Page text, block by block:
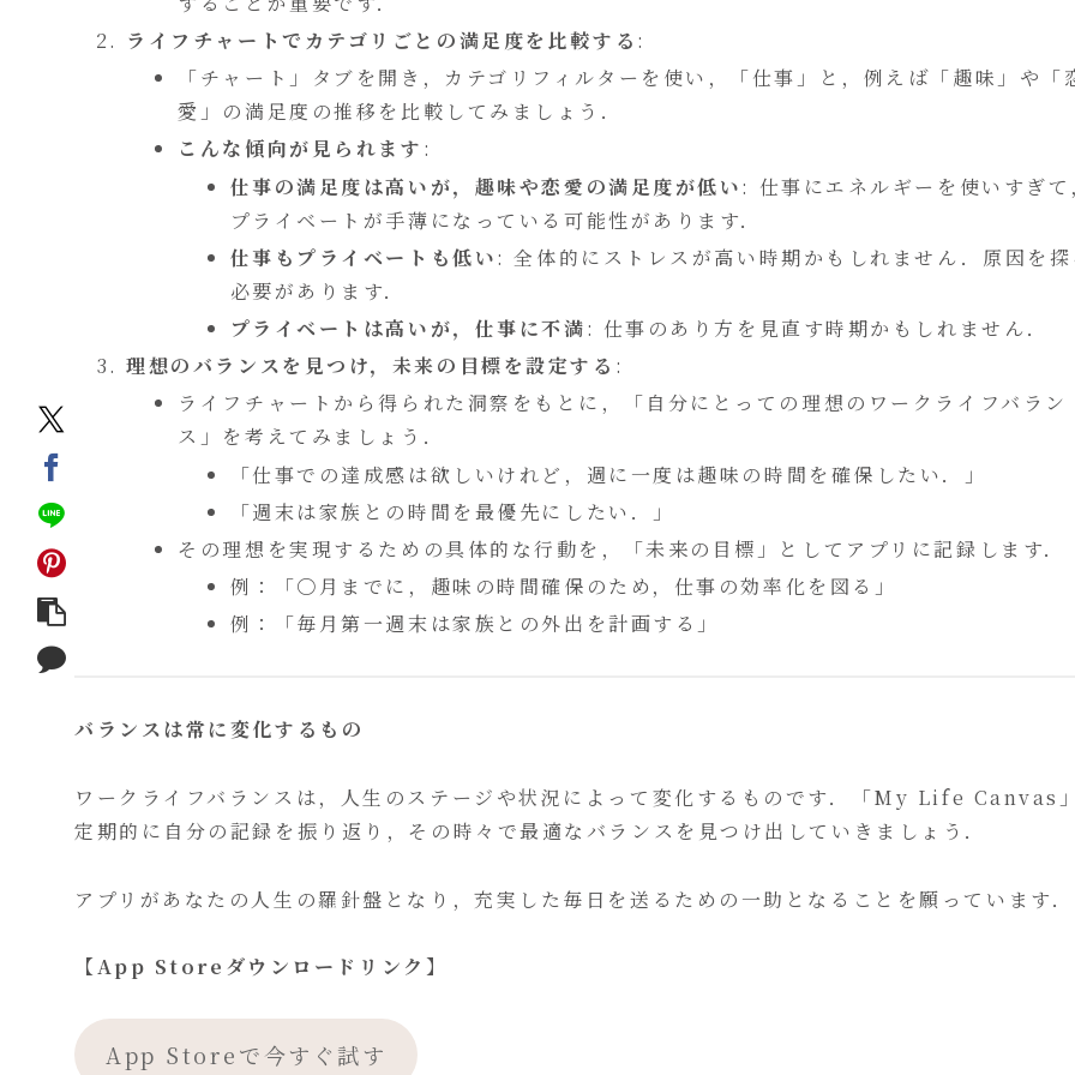
ライフチャートでカテゴリごとの満足度を比較する :
「チャート」タブを開き，カテゴリフィルターを使い，「仕事」と，例えば「趣味」や「
愛」の満足度の推移を比較してみましょう．
こんな傾向が見られます :
仕事の満足度は高いが，趣味や恋愛の満足度が低い: 仕事にエネルギーを使いすぎて
プライベートが手薄になっている可能性があります．
仕事もプライベートも低い: 全体的にストレスが高い時期かもしれません．原因を探
必要があります．
プライベートは高いが，仕事に不満: 仕事のあり方を見直す時期かもしれません．
理想のバランスを見つけ，未来の目標を設定する :
ライフチャートから得られた洞察をもとに，「自分にとっての理想のワークライフバラン
ス」を考えてみましょう．
「仕事での達成感は欲しいけれど，週に一度は趣味の時間を確保したい．」
「週末は家族との時間を最優先にしたい．」
その理想を実現するための具体的な行動を，「未来の目標」としてアプリに記録します．
例：「〇月までに，趣味の時間確保のため，仕事の効率化を図る」
例：「毎月第一週末は家族との外出を計画する」
バランスは常に変化するもの
ワークライフバランスは，人生のステージや状況によって変化するものです．「My Life Canvas
定期的に自分の記録を振り返り，その時々で最適なバランスを見つけ出していきましょう．
アプリがあなたの人生の羅針盤となり，充実した毎日を送るための一助となることを願っています．
【App Storeダウンロードリンク】
App Storeで今すぐ試す